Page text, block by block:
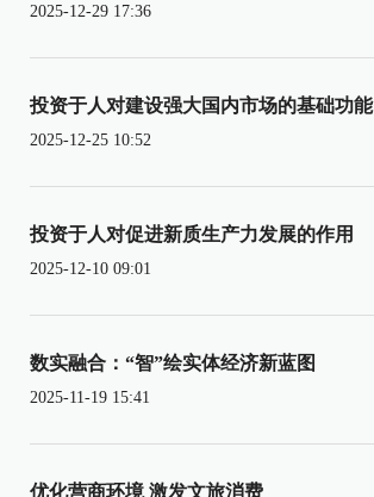
2025-12-29 17:36
投资于人对建设强大国内市场的基础功能
2025-12-25 10:52
投资于人对促进新质生产力发展的作用
2025-12-10 09:01
数实融合：“智”绘实体经济新蓝图
2025-11-19 15:41
优化营商环境 激发文旅消费